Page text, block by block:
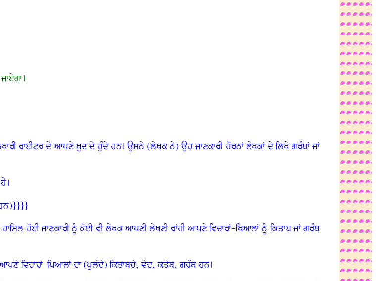
ਰਾਈਟਰ ਦੇ ਆਪਣੇ ਖ਼ੁਦ ਦੇ ਹੁੰਦੇ ਹਨ। ਉਸਨੇ (ਲੇਖਕ ਨੇ) ਉਹ ਜਾਣਕਾਰੀ ਹੋਰਨਾਂ ਲੇਖਕਾਂ ਦੇ ਲਿਖੇ ਗਰੰਥਾਂ ਜਾਂ
ਹੋਈ ਜਾਣਕਾਰੀ ਨੂੰ ਕੋਈ ਵੀ ਲੇਖਕ ਆਪਣੀ ਲੇਖਣੀ ਰਾਂਹੀ ਆਪਣੇ ਵਿਚਾਰਾਂ-ਖਿਆਲਾਂ ਨੂੰ ਕਿਤਾਬ ਜਾਂ ਗਰੰਥ
ਵਿਚਾਰਾਂ-ਖਿਆਲਾਂ ਦਾ (ਪੁਲੰਦੇ) ਕਿਤਾਬਚੇ, ਵੇਦ, ਕਤੇਬ, ਗਰੰਥ ਹਨ।